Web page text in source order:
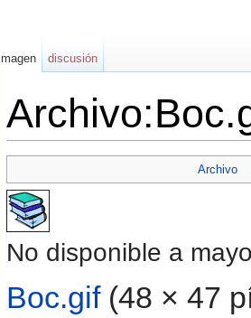
Archivo
No disponible a
Boc.gif‎ (48 × 47
Imagen discusión